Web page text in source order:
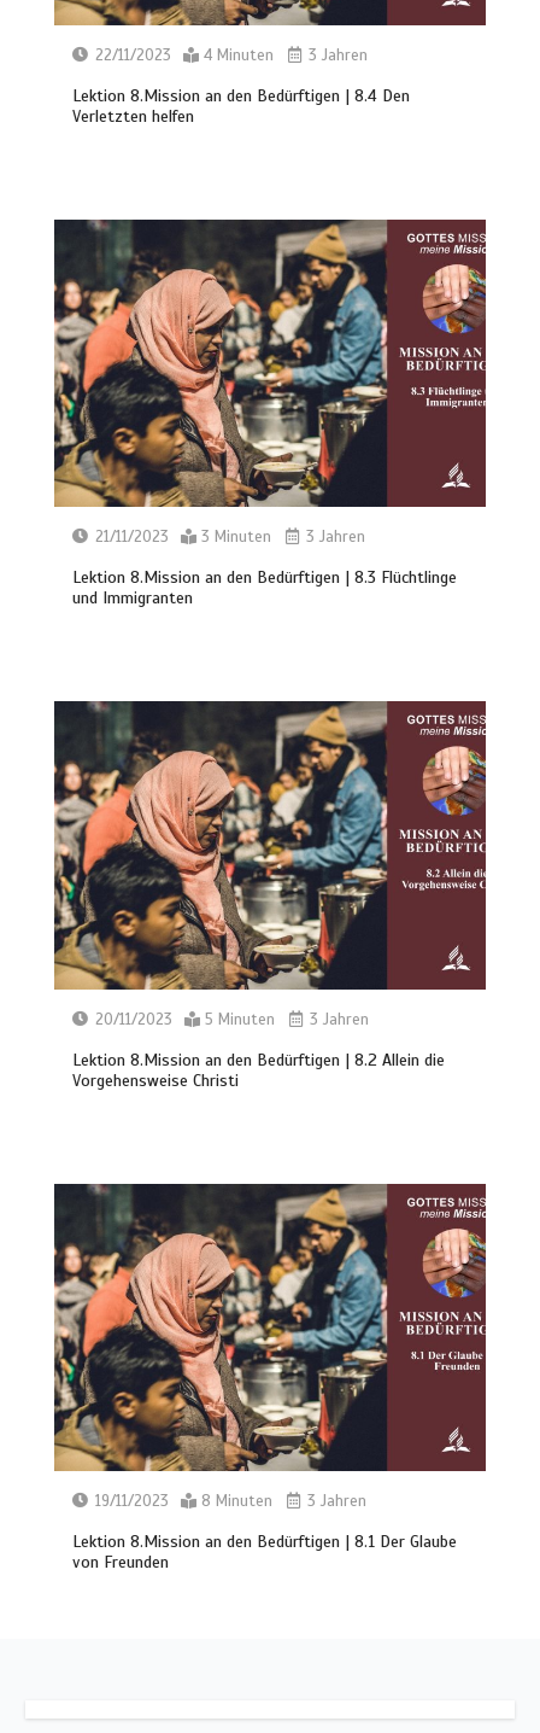
22/11/2023 4 Minuten 3 Jahren
Lektion 8.Mission an den Bedürftigen | 8.4 Den
Verletzten helfen
21/11/2023 3 Minuten 3 Jahren
Lektion 8.Mission an den Bedürftigen | 8.3 Flüchtlinge
und Immigranten
20/11/2023 5 Minuten 3 Jahren
Lektion 8.Mission an den Bedürftigen | 8.2 Allein die
Vorgehensweise Christi
19/11/2023 8 Minuten 3 Jahren
Lektion 8.Mission an den Bedürftigen | 8.1 Der Glaube
von Freunden